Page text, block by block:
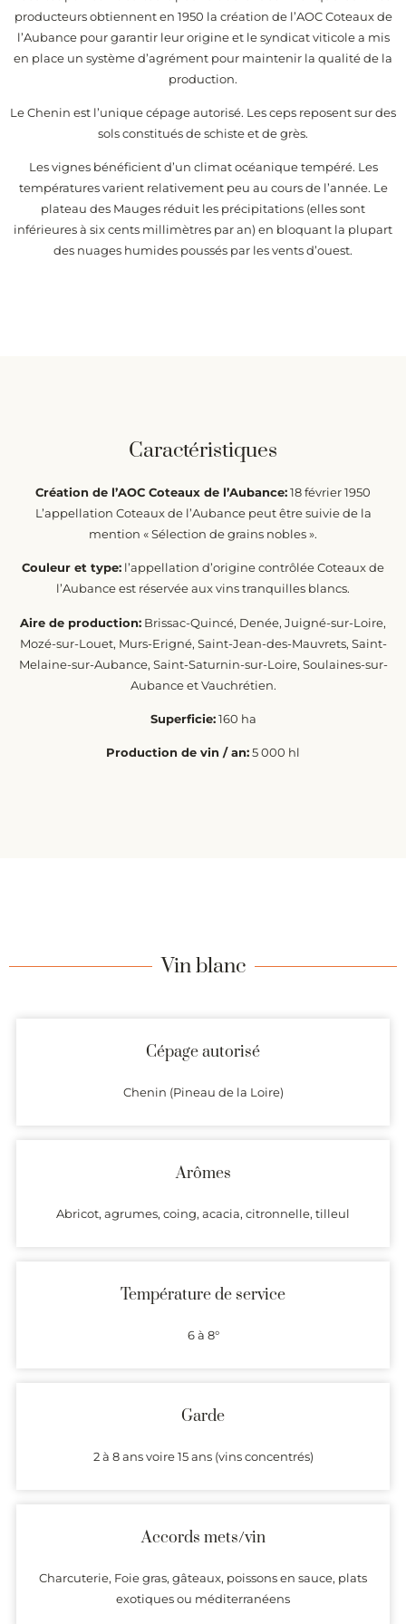
producteurs obtiennent en 1950 la création de l’AOC Coteaux de
l’Aubance pour garantir leur origine et le syndicat viticole a mis
en place un système d’agrément pour maintenir la qualité de la
production.
Le Chenin est l’unique cépage autorisé. Les ceps reposent sur des
sols constitués de schiste et de grès.
Les vignes bénéficient d’un climat océanique tempéré. Les
températures varient relativement peu au cours de l’année. Le
plateau des Mauges réduit les précipitations (elles sont
inférieures à six cents millimètres par an) en bloquant la plupart
des nuages humides poussés par les vents d’ouest.
Caractéristiques
Création de l’AOC Coteaux de l’Aubance:18 février 1950
L’appellation Coteaux de l’Aubance peut être suivie de la
mention « Sélection de grains nobles ».
Couleur et type: l’appellation d’origine contrôlée Coteaux de
l’Aubance est réservée aux vins tranquilles blancs.
Aire de production: Brissac-Quincé, Denée, Juigné-sur-Loire,
Mozé-sur-Louet, Murs-Erigné, Saint-Jean-des-Mauvrets, Saint-
Melaine-sur-Aubance, Saint-Saturnin-sur-Loire, Soulaines-sur-
Aubance et Vauchrétien.
Superficie:160 ha
Production de vin / an:5 000 hl
Vin blanc
Cépage autorisé
Chenin (Pineau de la Loire)
Arômes
Abricot, agrumes, coing, acacia, citronnelle, tilleul
Température de service
6 à 8°
Garde
2 à 8 ans voire 15 ans (vins concentrés)
Accords mets/vin
Charcuterie, Foie gras, gâteaux, poissons en sauce, plats
exotiques ou méditerranéens